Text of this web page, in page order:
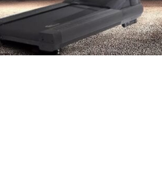
معمولاً ابعاد کوچک‌تر، وزن